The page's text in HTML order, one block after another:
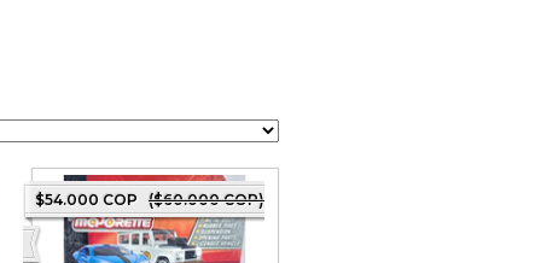
$54.000 COP ($60.000 COP)